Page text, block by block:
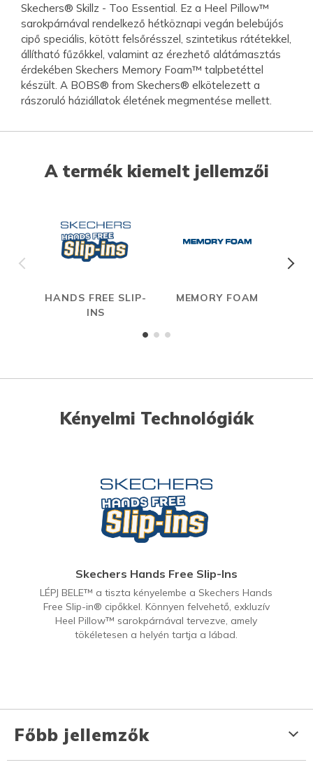
Skechers® Skillz - Too Essential. Ez a Heel Pillow™
sarokpárnával rendelkező hétköznapi vegán belebújós
cipő speciális, kötött felsőrésszel, szintetikus rátétekkel,
állítható fűzőkkel, valamint az érezhető alátámasztás
érdekében Skechers Memory Foam™ talpbetéttel
készült. A BOBS® from Skechers® elkötelezett a
rászoruló háziállatok életének megmentése mellett.
A termék kiemelt jellemzői
HANDS FREE SLIP-
INS
MEMORY FOAM
Kényelmi Technológiák
Skechers Hands Free Slip-Ins
LÉPJ BELE™ a tiszta kényelembe a Skechers Hands
Free Slip-in® cipőkkel. Könnyen felvehető, exkluzív
Heel Pillow™ sarokpárnával tervezve, amely
tökéletesen a helyén tartja a lábad.
Főbb jellemzők